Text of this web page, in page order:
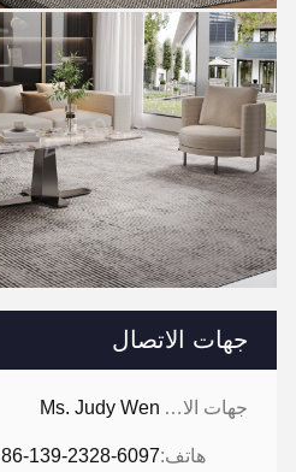
جهات الاتصال
جهات الاتصال: Ms. Judy Wen
هاتف:86-139-2328-6097